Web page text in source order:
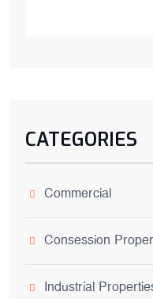
CATEGORIES
Commercial
Consession
Industrial